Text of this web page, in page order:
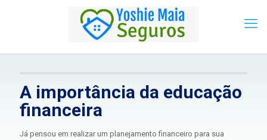
A importância da educação
financeira
Já pensou em realizar um planejamento financeiro para sua